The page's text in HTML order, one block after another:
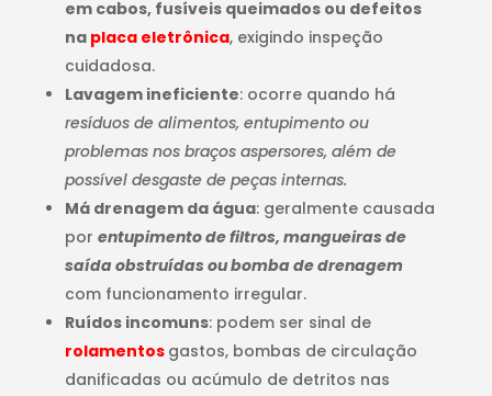
em cabos, fusíveis queimados ou defeitos
na placa eletrônica, exigindo inspeção
cuidadosa.
Lavagem ineficiente: ocorre quando há
resíduos de alimentos, entupimento ou
problemas nos braços aspersores, além de
possível desgaste de peças internas.
Má drenagem da água: geralmente causada
por entupimento de filtros, mangueiras de
saída obstruídas ou bomba de drenagem
com funcionamento irregular.
Ruídos incomuns: podem ser sinal de
rolamentos gastos, bombas de circulação
danificadas ou acúmulo de detritos nas